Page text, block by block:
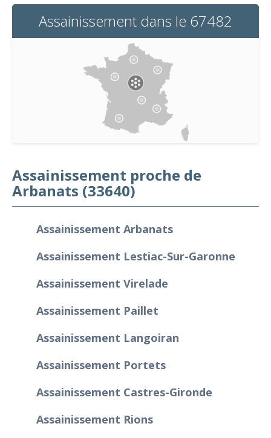
Assainissement dans le 67482
Assainissement proche de
Arbanats (33640)
Assainissement Arbanats
Assainissement Lestiac-Sur-Garonne
Assainissement Virelade
Assainissement Paillet
Assainissement Langoiran
Assainissement Portets
Assainissement Castres-Gironde
Assainissement Rions